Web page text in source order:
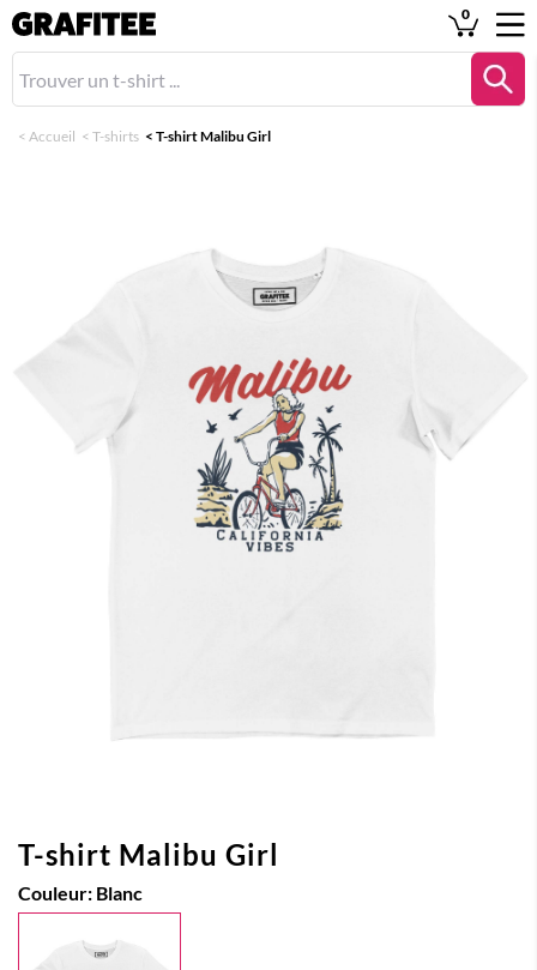
0
< Accueil < T-shirts < T-shirt Malibu Girl
T-shirt Malibu Girl
Couleur: Blanc